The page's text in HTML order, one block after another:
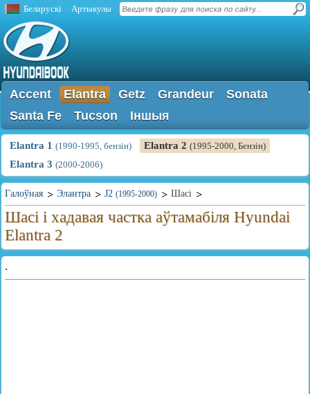
Беларускі Артыкулы
Accent Elantra Getz Grandeur
Sonata
Santa Fe
Tucson Іншыя
Elantra 1 (1990-1995, бензін) Elantra 2 (1995-2000, Бензін)
Elantra 3 (2000-2006)
Галоўная Элантра J2 (1995-2000) Шасі
Шасі і хадавая частка аўтамабіля Hyundai
Elantra 2
.